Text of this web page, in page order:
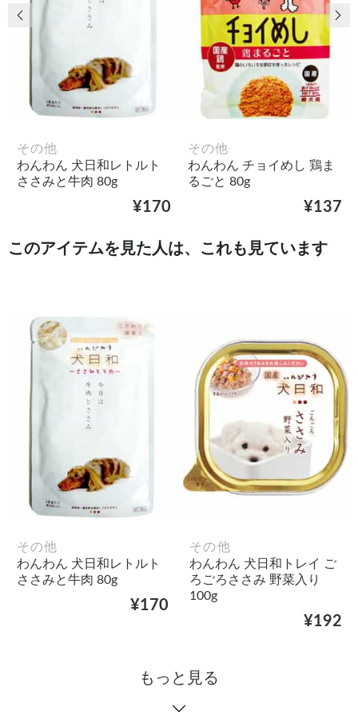
その他
わんわん 犬日和レトルト
ささみと牛肉 80g
¥170
その他
わんわん チョイめし 鶏ま
るごと 80g
¥137
前の画像 次
このアイテムを見た人は、これも見ています
その他
わんわん 犬日和レトルト
ささみと牛肉 80g
¥170
その他
わんわん 犬日和トレイ ご
ろごろささみ 野菜入り
100g
¥192
もっと見る